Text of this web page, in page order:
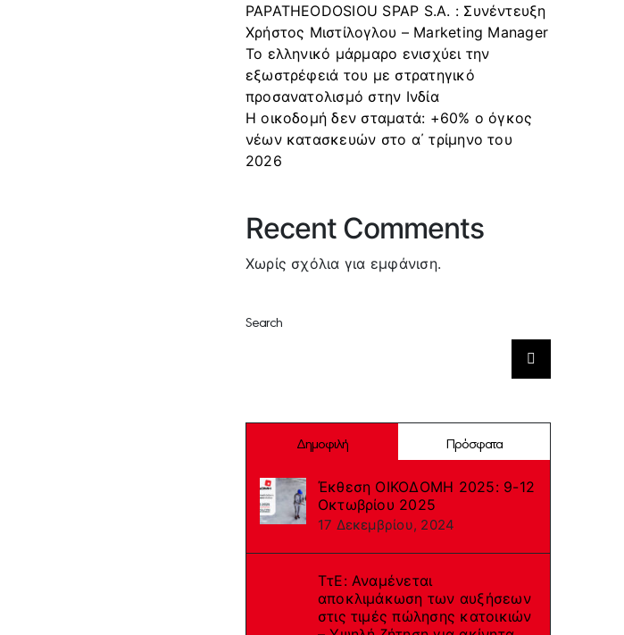
PAPATHEODOSIOU SPAP S.A. : Συνέντευξη
Χρήστος Μιστίλογλου – Marketing Manager
Το ελληνικό μάρμαρο ενισχύει την
εξωστρέφειά του με στρατηγικό
προσανατολισμό στην Ινδία
Η οικοδομή δεν σταματά: +60% ο όγκος
νέων κατασκευών στο α΄ τρίμηνο του
2026
Recent Comments
Χωρίς σχόλια για εμφάνιση.
Search
Δημοφιλή Πρόσφατα
Έκθεση ΟΙΚΟΔΟΜΗ 2025: 9-12
Οκτωβρίου 2025
17 Δεκεμβρίου, 2024
ΤτΕ: Αναμένεται
αποκλιμάκωση των αυξήσεων
στις τιμές πώλησης κατοικιών